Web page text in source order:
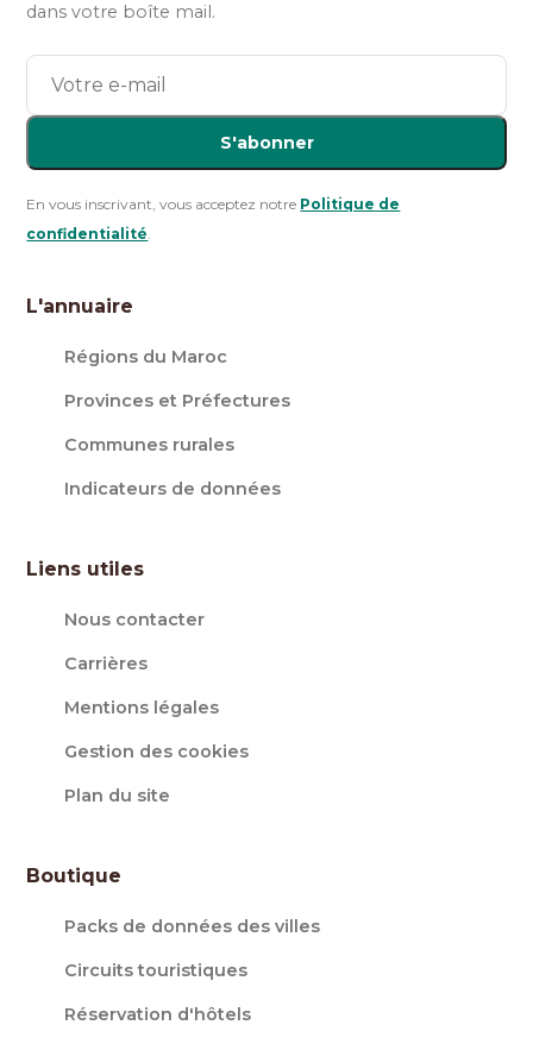
dans votre boîte mail.
S'abonner
En vous inscrivant, vous acceptez notre Politique de
confidentialité.
L'annuaire
Régions du Maroc
Provinces et Préfectures
Communes rurales
Indicateurs de données
Liens utiles
Nous contacter
Carrières
Mentions légales
Gestion des cookies
Plan du site
Boutique
Packs de données des villes
Circuits touristiques
Réservation d'hôtels